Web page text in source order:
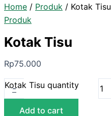
Home / Produk / Kotak Tisu
Produk
Kotak Tisu
Rp75.000
-
Kotak Tisu quantity
Add to cart